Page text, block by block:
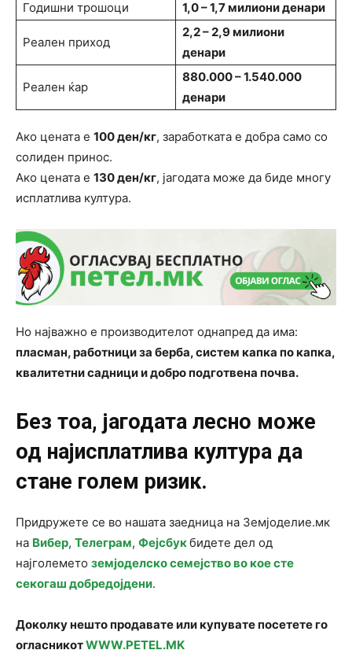
Годишни трошоци 1,0 – 1,7 милиони денари
Реален приход
2,2 – 2,9 милиони
денари
Реален ќар
880.000 – 1.540.000
денари
Ако цената е 100 ден/кг, заработката е добра само со
солиден принос.
Ако цената е 130 ден/кг, јагодата може да биде многу
исплатлива култура.
Но најважно е производителот однапред да има:
пласман, работници за берба, систем капка по капка,
квалитетни садници и добро подготвена почва.
Без тоа, јагодата лесно може
од најисплатлива култура да
стане голем ризик.
Придружете се во нашата заедница на Земјоделие.мк
на Вибер, Телеграм, Фејсбукбидете дел од
најголемето земјоделско семејство во кое сте
секогаш добредојдени.
Доколку нешто продавате или купувате посетете го
огласникотWWW.PETEL.MK